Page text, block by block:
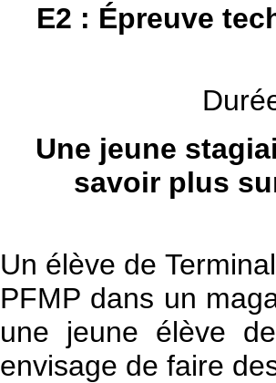
E2 : Épreuve
Une jeune
savoir plus
Un élève de
PFMP dans un
une jeune élève
envisage de faire